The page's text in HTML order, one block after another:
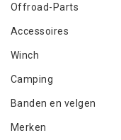
Offroad-Parts
Accessoires
Winch
Camping
Banden en velgen
Merken